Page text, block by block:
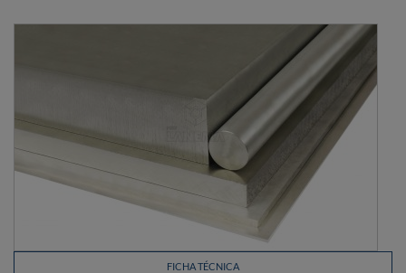
FICHA TÉCNICA